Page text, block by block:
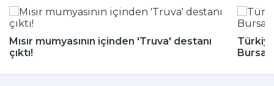
Mısır mumyasının içinden 'Truva' destanı
çıktı!